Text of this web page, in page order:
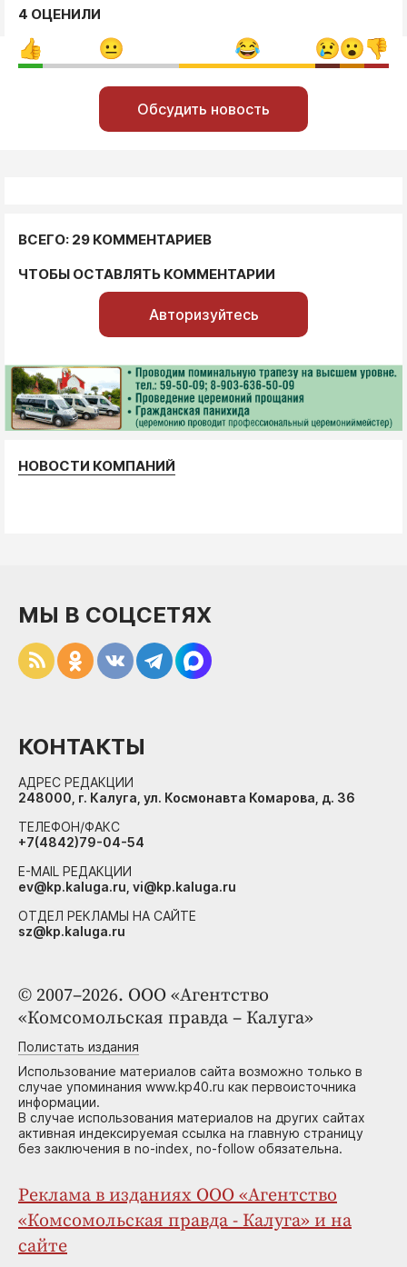
4 ОЦЕНИЛИ
Обсудить новость
ВСЕГО: 29 КОММЕНТАРИЕВ
ЧТОБЫ ОСТАВЛЯТЬ КОММЕНТАРИИ
Авторизуйтесь
НОВОСТИ КОМПАНИЙ
© 2007–2026. ООО «Агентство
«Комсомольская правда – Калуга»
Полистать издания
Использование материалов сайта возможно только в
случае упоминания www.kp40.ru как первоисточника
информации.
В случае использования материалов на других сайтах
активная индексируемая ссылка на главную страницу
без заключения в no-index, no-follow обязательна.
Реклама в изданиях ООО «Агентство
«Комсомольская правда - Калуга» и на
сайте
МЫ В СОЦСЕТЯХ
КОНТАКТЫ
АДРЕС РЕДАКЦИИ
248000, г. Калуга, ул. Космонавта Комарова, д. 36
ТЕЛЕФОН/ФАКС
+7(4842)79-04-54
E-MAIL РЕДАКЦИИ
ev@kp.kaluga.ru, vi@kp.kaluga.ru
ОТДЕЛ РЕКЛАМЫ НА САЙТЕ
sz@kp.kaluga.ru